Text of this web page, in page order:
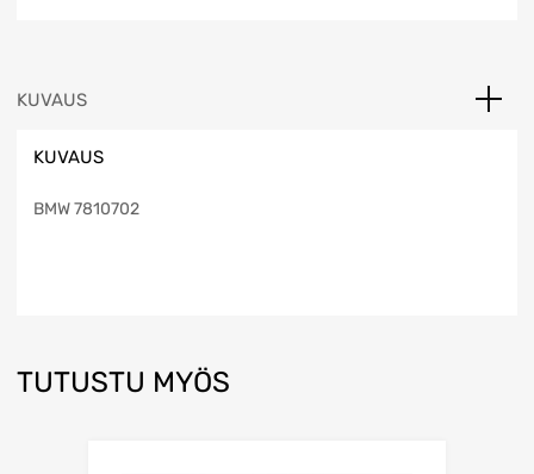
KUVAUS
KUVAUS
BMW 7810702
TUTUSTU MYÖS